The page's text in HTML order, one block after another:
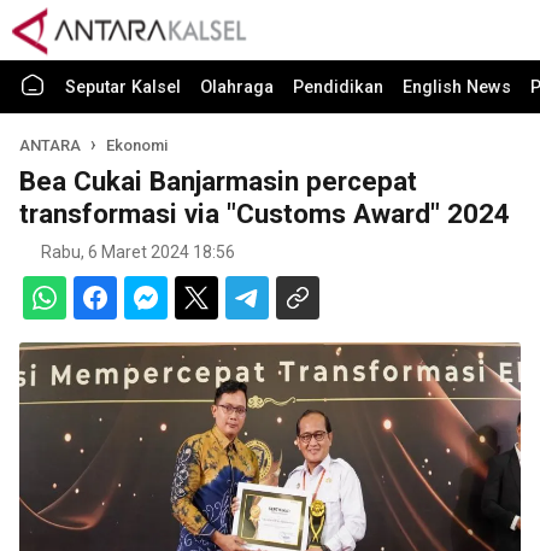
Seputar Kalsel Olahraga Pendidikan English News
ANTARA Ekonomi
Bea Cukai Banjarmasin percepat
transformasi via "Customs Award" 2024
Rabu, 6 Maret 2024 18:56